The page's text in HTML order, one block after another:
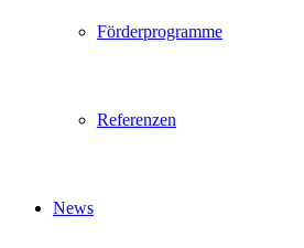
Förderprogramme
Referenzen
News